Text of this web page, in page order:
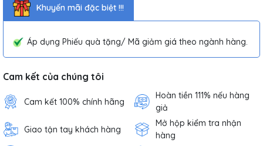
Khuyến mãi đặc biệt !!!
Áp dụng Phiếu quà tặng/ Mã giảm giá theo ngành hàng.
Cam kết của chúng tôi
Cam kết 100% chính hãng
Hoàn tiền 111% nếu hàng
giả
Giao tận tay khách hàng
Mở hộp kiểm tra nhận
hàng